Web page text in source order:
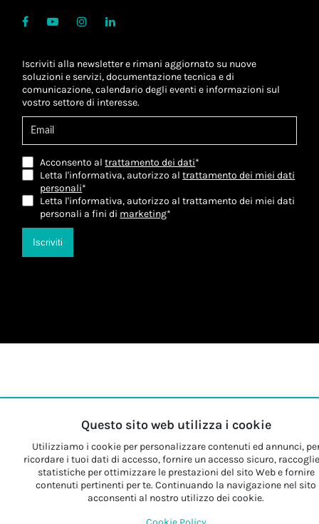
Iscriviti alla newsletter e rimani aggiornato su nuove
soluzioni e servizi, documentazione tecnica e di
comunicazione, calendario degli eventi e informazioni sul
vostro settore di interesse.
Acconsento altrattamento dei dati*
Letta l'informativa, autorizzo altrattamento dei miei dati
personali*
Letta l'informativa, autorizzo al trattamento dei miei dati
personali a fini di marketing*
Iscriviti
Questo sito web utilizza i cookie
Utilizziamo i cookie per personalizzare contenuti ed annunci,
ricordare i tuoi dati di accesso, fornire un accesso sicuro,
statistiche per ottimizzare le prestazioni del sito Web e fornire
contenuti pertinenti per te. Continuando la navigazione nel sito
acconsenti al nostro utilizzo dei cookie.